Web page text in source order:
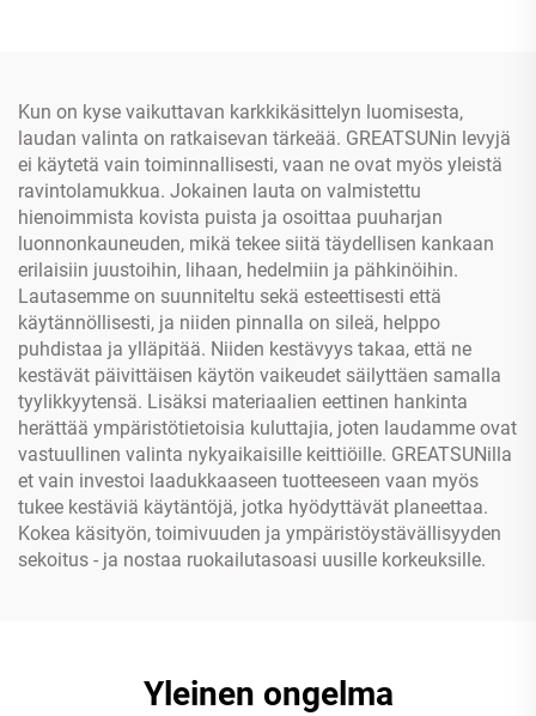
Kun on kyse vaikuttavan karkkikäsittelyn luomisesta,
laudan valinta on ratkaisevan tärkeää. GREATSUNin levyjä
ei käytetä vain toiminnallisesti, vaan ne ovat myös yleistä
ravintolamukkua. Jokainen lauta on valmistettu
hienoimmista kovista puista ja osoittaa puuharjan
luonnonkauneuden, mikä tekee siitä täydellisen kankaan
erilaisiin juustoihin, lihaan, hedelmiin ja pähkinöihin.
Lautasemme on suunniteltu sekä esteettisesti että
käytännöllisesti, ja niiden pinnalla on sileä, helppo
puhdistaa ja ylläpitää. Niiden kestävyys takaa, että ne
kestävät päivittäisen käytön vaikeudet säilyttäen samalla
tyylikkyytensä. Lisäksi materiaalien eettinen hankinta
herättää ympäristötietoisia kuluttajia, joten laudamme ovat
vastuullinen valinta nykyaikaisille keittiöille. GREATSUNilla
et vain investoi laadukkaaseen tuotteeseen vaan myös
tukee kestäviä käytäntöjä, jotka hyödyttävät planeettaa.
Kokea käsityön, toimivuuden ja ympäristöystävällisyyden
sekoitus - ja nostaa ruokailutasoasi uusille korkeuksille.
Yleinen ongelma